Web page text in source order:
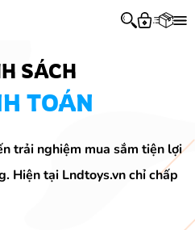
Sản Phẩm
Giới Thiệu
Chính Sách
SÁCH
TOÁN
trải nghiệm mua sắm tiện lợi
Hiện tại Lndtoys.vn chỉ chấp